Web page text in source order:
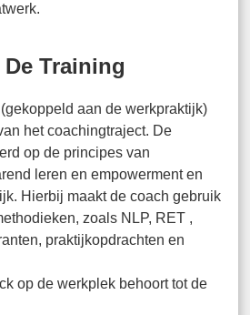
Training
aan de werkpraktijk)
het coachingtraject. De
op de principes van
leren en empowerment en
Hierbij maakt de coach gebruik
zoals NLP, RET ,
praktijkopdrachten en
op de werkplek behoort tot de